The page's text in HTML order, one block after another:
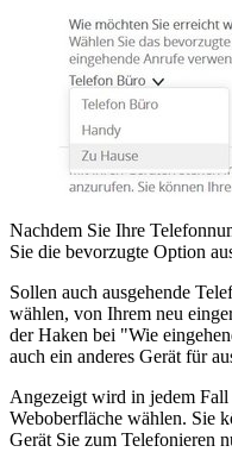
Nachdem Sie Ihre
Sie die bevorzugte Option
Sollen auch ausgehende
wählen, von Ihrem neu
der Haken bei "Wie
auch ein anderes Gerät für
Angezeigt wird in jedem
Weboberfläche wählen. Sie
Gerät Sie zum Telefonieren